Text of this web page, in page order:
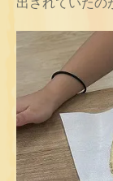
出されていたの